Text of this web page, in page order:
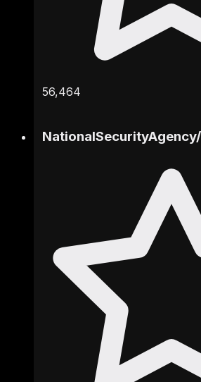
56,464
NationalSecurityAgency/